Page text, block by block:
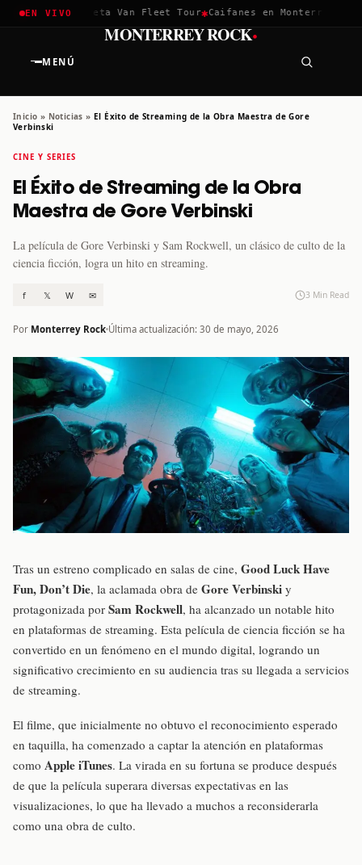
EN VIVO
2026 ✱Greta Van Fleet Tour✱Caifanes en Monterrey · 12
MENÚ
MONTERREY ROCK·
Inicio » Noticias » El Éxito de Streaming de la Obra Maestra de Gore
Verbinski
CINE Y SERIES
El Éxito de Streaming de la Obra
Maestra de Gore Verbinski
La película de Gore Verbinski y Sam Rockwell, un clásico de culto de la
ciencia ficción, logra un hito en streaming.
f 𝕏 W ✉ 3 Min Read
Por Monterrey Rock Última actualización: 30 de mayo, 2026
Tras un estreno complicado en salas de cine, Good Luck Have
Fun, Don’t Die, la aclamada obra de Gore Verbinski y
protagonizada por Sam Rockwell, ha alcanzado un notable hito
en plataformas de streaming. Esta película de ciencia ficción se ha
convertido en un fenómeno en el mundo digital, logrando un
significativo crecimiento en su audiencia tras su llegada a servicios
de streaming.
El filme, que inicialmente no obtuvo el reconocimiento esperado
en taquilla, ha comenzado a captar la atención en plataformas
como Apple iTunes. La virada en su fortuna se produce después
de que la película superara diversas expectativas en las
visualizaciones, lo que ha llevado a muchos a reconsiderarla
como una obra de culto.